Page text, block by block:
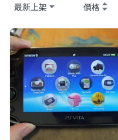
最新上架 價格